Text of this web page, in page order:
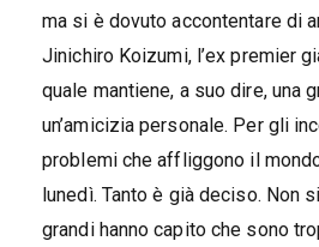
ma si è dovuto accontentare di
Jinichiro Koizumi, l’ex premier
quale mantiene, a suo dire, una
un’amicizia personale. Per gli
problemi che affliggono il
lunedì. Tanto è già deciso. Non
grandi hanno capito che sono